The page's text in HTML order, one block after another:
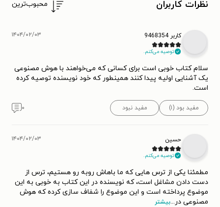
نظرات کاربران محبوب‌ترین
کاربر 9468354
توصیه می‌کنم.
۱۴۰۴/۰۲/۰۳
سلام کتاب خوبی است برای کسانی که می‌خواهند با هوش مصنوعی
یک آشنایی اولیه پیدا کنند همینطور که خود نویسنده توصیه کرده
است.
مفید بود (۱) مفید نبود ۰
حسین
توصیه می‌کنم.
۱۴۰۴/۰۲/۰۳
مطمئنا یکی از ترس هایی که ما باهاش روبه رو هستیم، ترس از
دست دادن مشاغل است، که نویسنده در این کتاب به خوبی به این
موضوع پرداخته است و این موضوع را شفاف سازی کرده که هوش
مصنوعی در...بیشتر